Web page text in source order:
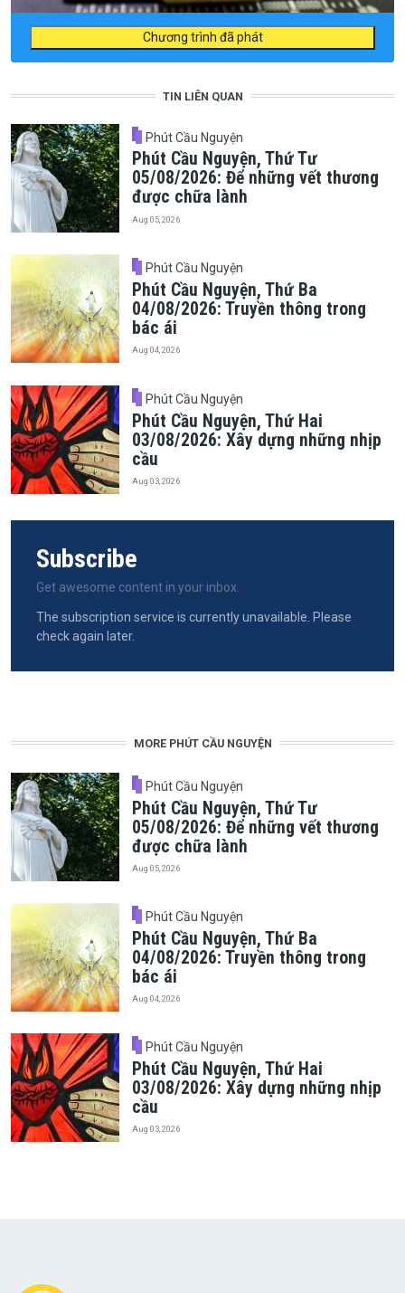
Chương trình đã phát
TIN LIÊN QUAN
Phút Cầu Nguyện
Phút Cầu Nguyện, Thứ Tư
05/08/2026: Để những vết thương
được chữa lành
Aug 05, 2026
Phút Cầu Nguyện
Phút Cầu Nguyện, Thứ Ba
04/08/2026: Truyền thông trong
bác ái
Aug 04, 2026
Phút Cầu Nguyện
Phút Cầu Nguyện, Thứ Hai
03/08/2026: Xây dựng những nhịp
cầu
Aug 03, 2026
Subscribe
Get awesome content in your inbox.
The subscription service is currently unavailable. Please
check again later.
MORE PHÚT CẦU NGUYỆN
Phút Cầu Nguyện
Phút Cầu Nguyện, Thứ Tư
05/08/2026: Để những vết thương
được chữa lành
Aug 05, 2026
Phút Cầu Nguyện
Phút Cầu Nguyện, Thứ Ba
04/08/2026: Truyền thông trong
bác ái
Aug 04, 2026
Phút Cầu Nguyện
Phút Cầu Nguyện, Thứ Hai
03/08/2026: Xây dựng những nhịp
cầu
Aug 03, 2026